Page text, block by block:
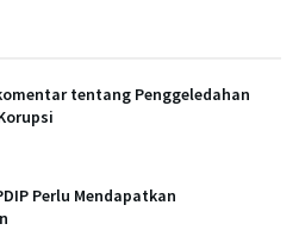
tentang Penggeledahan
Perlu Mendapatkan